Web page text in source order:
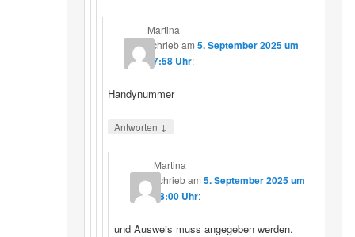
Martina
schriebam5. September 2025 um
17:58 Uhr:
Handynummer
Antworten ↓
Martina
schriebam 5. September 2025 um
18:00 Uhr:
und Ausweis muss angegeben werden.